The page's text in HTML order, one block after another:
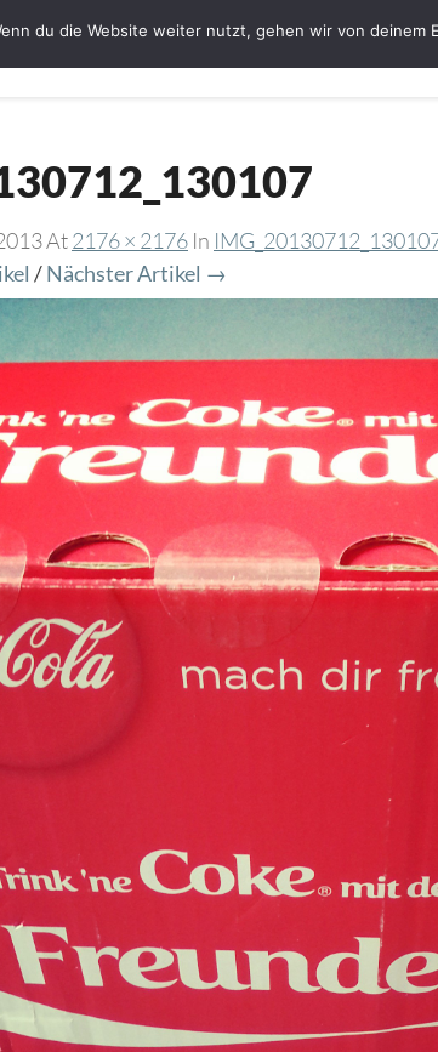
Startseite Bloggerin
At2176 × 2176 In
/Nächster Artikel →
du die Website weiter nutzt, gehen wir von deinem